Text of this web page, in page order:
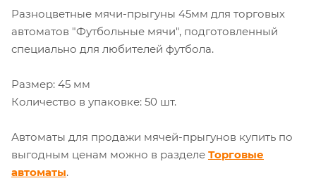
Разноцветные мячи-прыгуны 45мм для торговых
автоматов "Футбольные мячи", подготовленный
специально для любителей футбола.
Размер: 45 мм
Количество в упаковке: 50 шт.
Автоматы для продажи мячей-прыгунов купить по
выгодным ценам можно в разделе Торговые
автоматы.